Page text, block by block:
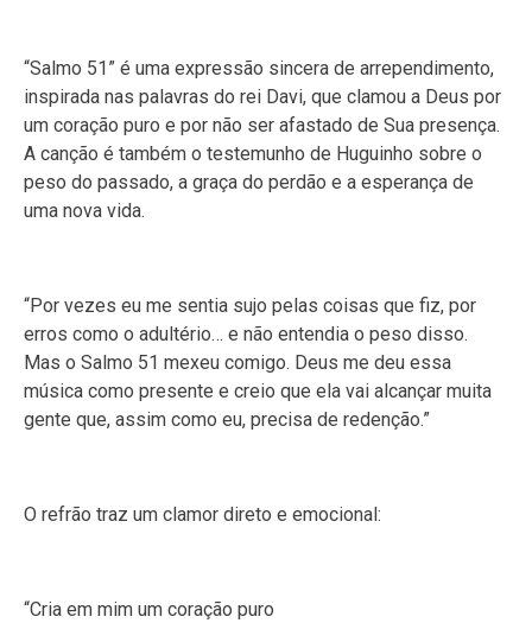
“Salmo 51” é uma expressão sincera de arrependimento,
inspirada nas palavras do rei Davi, que clamou a Deus por
um coração puro e por não ser afastado de Sua presença.
A canção é também o testemunho de Huguinho sobre o
peso do passado, a graça do perdão e a esperança de
uma nova vida.
“Por vezes eu me sentia sujo pelas coisas que fiz, por
erros como o adultério… e não entendia o peso disso.
Mas o Salmo 51 mexeu comigo. Deus me deu essa
música como presente e creio que ela vai alcançar muita
gente que, assim como eu, precisa de redenção.”
O refrão traz um clamor direto e emocional:
“Cria em mim um coração puro